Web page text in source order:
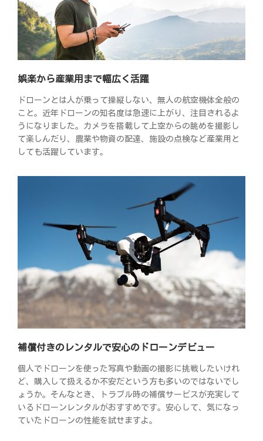
娯楽から産業用まで幅広く活躍
ドローンとは人が乗って操縦しない、無人の航空機体全般の
こと。近年ドローンの知名度は急速に上がり、注目されるよ
うになりました。カメラを搭載して上空からの眺めを撮影し
て楽しんだり、農業や物資の配達、施設の点検など産業用と
しても活躍しています。
補償付きのレンタルで安心のドローンデビュー
個人でドローンを使った写真や動画の撮影に挑戦したいけれ
ど、購入して扱えるか不安だという方も多いのではないでし
ょうか。そんなとき、トラブル時の補償サービスが充実して
いるドローンレンタルがおすすめです。安心して、気になっ
ていたドローンの性能を試せますよ。